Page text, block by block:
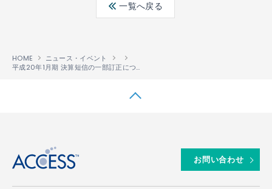
一覧へ戻る
HOME
ニュース・イベント
平成20年1月期 決算短信の一部訂正について
お問い合わせ